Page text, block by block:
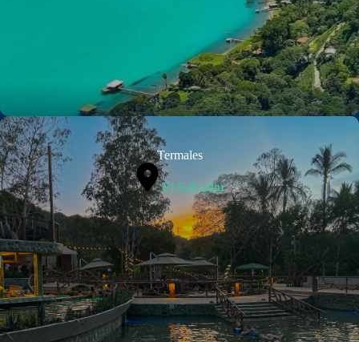
Termales
El Salvador